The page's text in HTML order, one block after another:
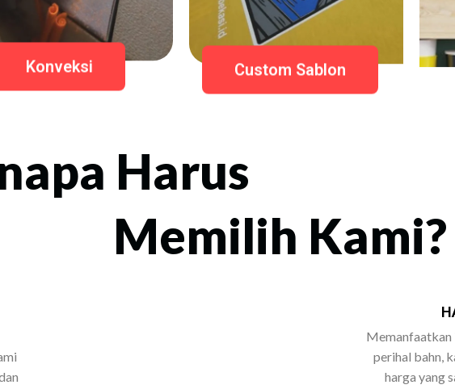
Konveksi Custom Sablon
Harus
Memilih Kami?
Memanfaatkan
perihal bahn,
harga yang